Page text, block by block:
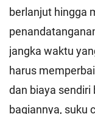
berlanjut hingga
jangka waktu
harus
dan biaya sendiri
bagiannya, suku